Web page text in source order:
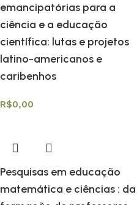
emancipatórias para a
ciência e a educação
científica: lutas e projetos
latino-americanos e
caribenhos
R$0,00
Pesquisas em educação
matemática e ciências : da